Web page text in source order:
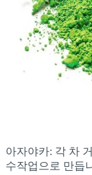
아자야카: 각 차
수작업으로 만듭